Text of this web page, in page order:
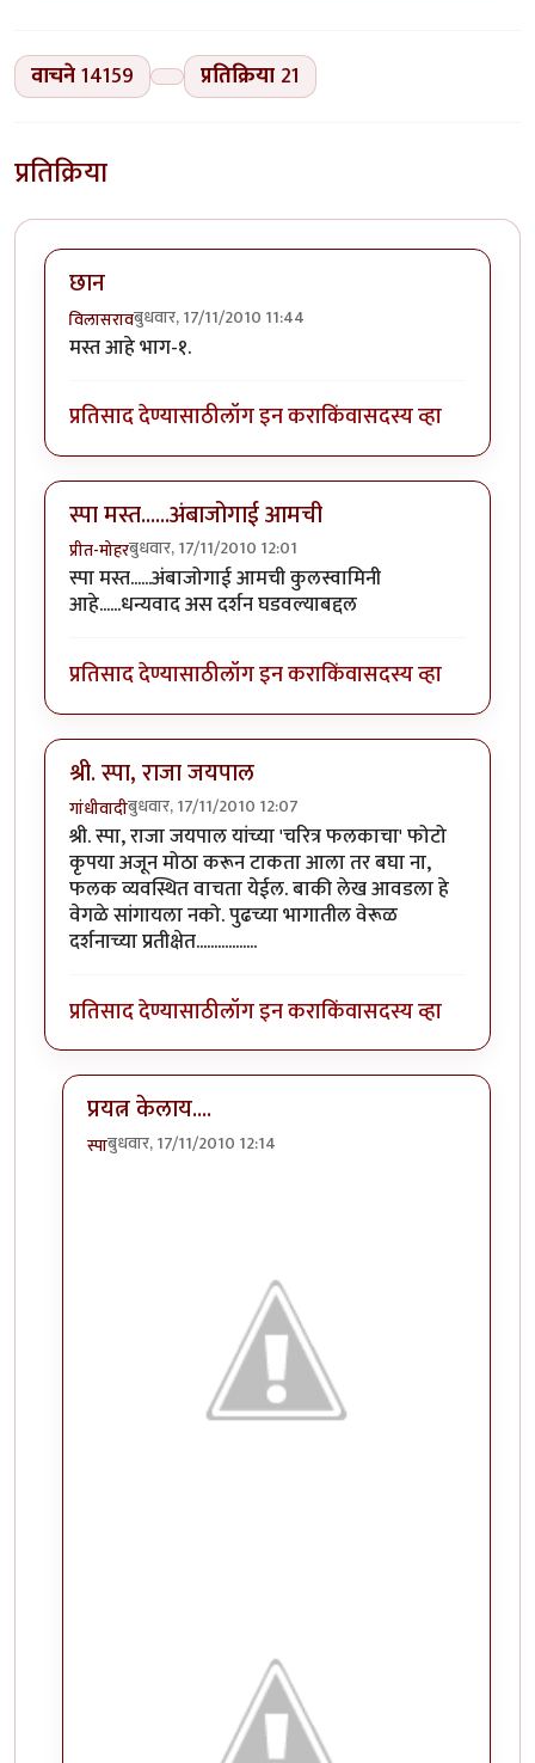
वाचने14159 प्रतिक्रिया 21
प्रतिक्रिया
छान
विलासरावबुधवार, 17/11/2010 11:44
मस्त आहे भाग-१.
प्रतिसाद देण्यासाठीलॉग इन कराकिंवासदस्य व्हा
स्पा मस्त......अंबाजोगाई आमची
प्रीत-मोहरबुधवार, 17/11/2010 12:01
स्पा मस्त......अंबाजोगाई आमची कुलस्वामिनी
आहे......धन्यवाद अस दर्शन घडवल्याबद्दल
प्रतिसाद देण्यासाठीलॉग इन कराकिंवासदस्य व्हा
श्री. स्पा, राजा जयपाल
गांधीवादीबुधवार, 17/11/2010 12:07
श्री. स्पा, राजा जयपाल यांच्या 'चरित्र फलकाचा' फोटो
कृपया अजून मोठा करून टाकता आला तर बघा ना,
फलक व्यवस्थित वाचता येईल. बाकी लेख आवडला हे
वेगळे सांगायला नको. पुढच्या भागातील वेरूळ
दर्शनाच्या प्रतीक्षेत.................
प्रतिसाद देण्यासाठीलॉग इन कराकिंवासदस्य व्हा
प्रयत्न केलाय....
स्पाबुधवार, 17/11/2010 12:14